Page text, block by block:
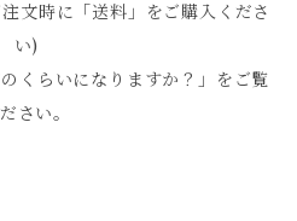
文時に「送料」をご購入くださ
い)
くらいになりますか？」をご覧
さい。